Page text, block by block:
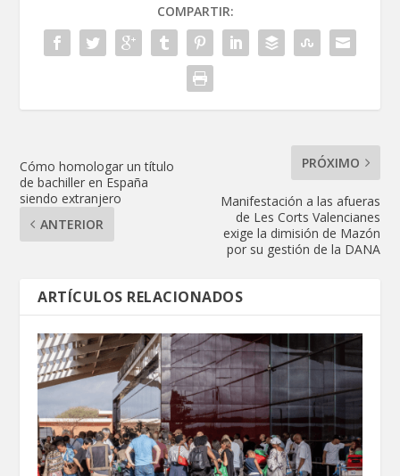
COMPARTIR:
Cómo homologar un título
de bachiller en España
siendo extranjero
ANTERIOR
PRÓXIMO
Manifestación a las afueras
de Les Corts Valencianes
exige la dimisión de Mazón
por su gestión de la DANA
ARTÍCULOS RELACIONADOS